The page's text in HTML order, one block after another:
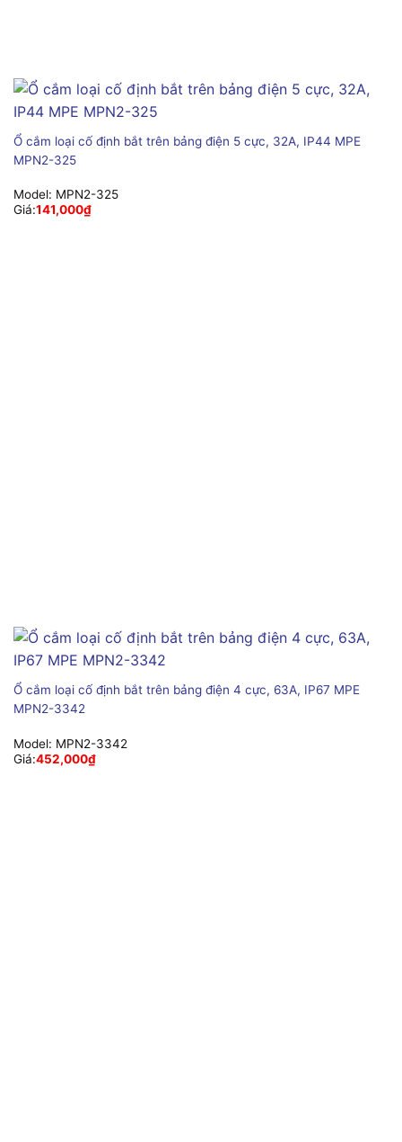
Ổ cắm loại cố định bắt trên bảng điện 5 cực, 32A, IP44 MPE
MPN2-325
Model: MPN2-325
Giá:141,000₫
Ổ cắm loại cố định bắt trên bảng điện 4 cực, 63A, IP67 MPE
MPN2-3342
Model: MPN2-3342
Giá:452,000₫